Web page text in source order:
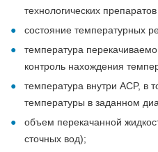
технологических
состояние температурных
температура
контроль нахождения
температура внутри ACP, в
температуры в заданном
объем перекачанной
сточных вод);